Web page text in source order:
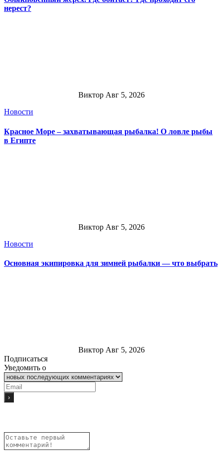
нерест?
Виктор Авг 5, 2026
Новости
Красное Море – захватывающая рыбалка! О ловле рыбы
в Египте
Виктор Авг 5, 2026
Новости
Основная экипировка для зимней рыбалки — что выбрать
Виктор Авг 5, 2026
Подписаться
Уведомить о